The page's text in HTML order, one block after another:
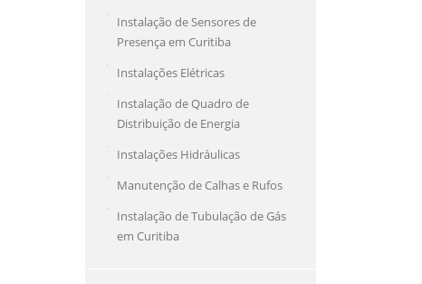
Instalação de Sensores de
Presença em Curitiba
Instalações Elétricas
Instalação de Quadro de
Distribuição de Energia
Instalações Hidráulicas
Manutenção de Calhas e Rufos
Instalação de Tubulação de Gás
em Curitiba